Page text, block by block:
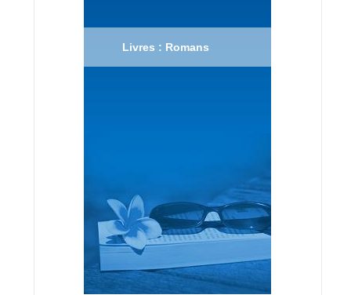
Livres : Romans